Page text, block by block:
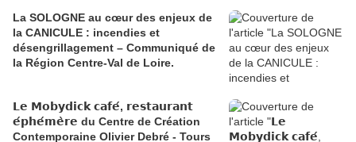
La SOLOGNE au cœur des enjeux de
la CANICULE : incendies et
désengrillagement – Communiqué de
la Région Centre-Val de Loire.
𝗟𝗲 𝗠𝗼𝗯𝘆𝗱𝗶𝗰𝗸 𝗰𝗮𝗳𝗲́, 𝗿𝗲𝘀𝘁𝗮𝘂𝗿𝗮𝗻𝘁
𝗲́𝗽𝗵𝗲́𝗺𝗲̀𝗿𝗲 du Centre de Création
Contemporaine Olivier Debré - Tours